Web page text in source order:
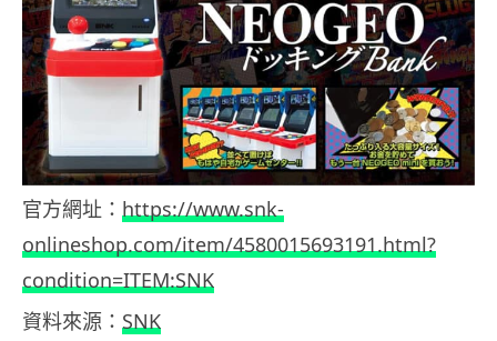
官方網址： https://www.snk-
onlineshop.com/item/4580015693191.html?
condition=ITEM:SNK
資料來源： SNK